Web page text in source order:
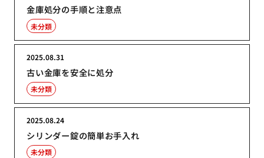
金庫処分の手順と注意点
未分類
古い金庫を安全に処分
2025.08.31
未分類
シリンダー錠の簡単お手入れ
2025.08.24
未分類